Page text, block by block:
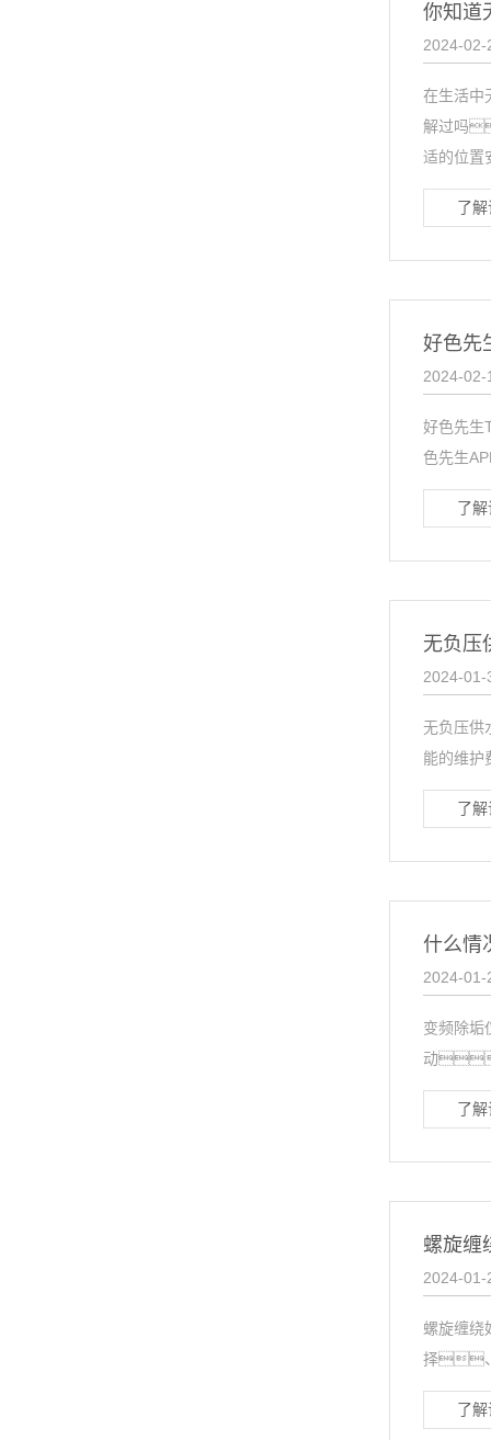
你知
2024-02-
在生活
解过吗
适的位
了
好色
2024-02-
好色先
色先生
了
无负
2024-01-
无负压
能的维
了
什么
2024-01-
变频除
动
了
螺旋缠
2024-01-
螺旋缠
择、
了